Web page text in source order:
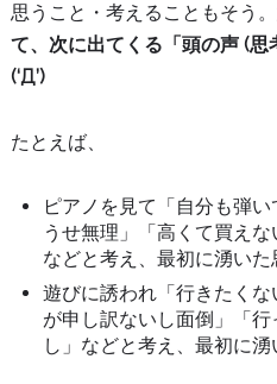
思うこと・考えることもそう
て、次に出てくる「頭の声 (思
(‘Д’)
たとえば、
ピアノを見て「自分も弾
うせ無理」「高くて買えな
などと考え、最初に湧い
遊びに誘われ「行きたく
が申し訳ないし面倒」「
し」などと考え、最初に